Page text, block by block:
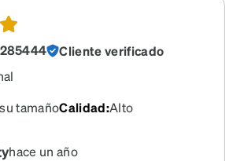
Cliente verificado
tamañoCalidad:Alto
hace un año